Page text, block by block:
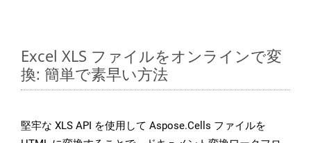
Excel XLS ファイルをオンラインで変
換: 簡単で素早い方法
堅牢な XLS API を使用して Aspose.Cells ファイルを